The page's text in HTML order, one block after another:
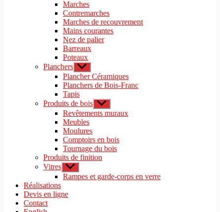
menu
le
menu
Marches
Contremarches
Marches de recouvrement
Mains courantes
Nez de palier
Barreaux
Poteaux
Planchers Afficher
le
sous-
menu
Plancher Céramiques
Planchers de Bois-Franc
Tapis
Produits de bois Afficher
le
sous-
Revêtements muraux
Meubles
Moulures
Comptoirs en bois
Tournage du bois
Produits de finition
Vitres Afficher
le
sous-
Rampes et garde-corps en verre
Réalisations
Devis en ligne
Contact